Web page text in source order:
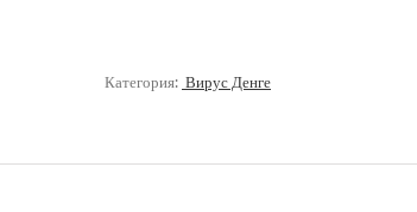
Категория: Вирус Денге